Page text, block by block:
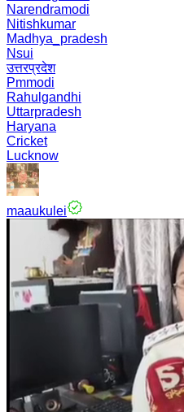
Narendramodi
Nitishkumar
Madhya_pradesh
Nsui
उत्तरप्रदेश
Pmmodi
Rahulgandhi
Uttarpradesh
Haryana
Cricket
Lucknow
maaukulei